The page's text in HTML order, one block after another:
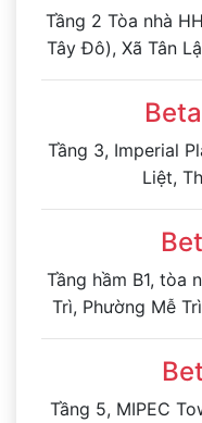
Tầng 2 Tòa nhà
Tây Đô), Xã Tân
Tầng 3, Imperial
Liệt,
Tầng hầm B1, tòa
Trì, Phường Mễ
Tầng 5, MIPEC